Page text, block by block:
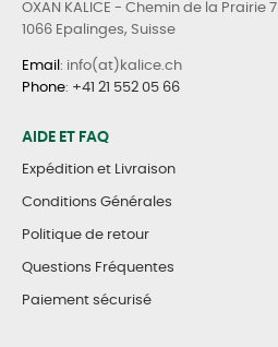
OXAN KALICE - Chemin de la Prairie 7
1066 Epalinges, Suisse
Email : info(at)kalice.ch
Phone: +41 21 552 05 66
AIDE ET FAQ
Expédition et Livraison
Conditions Générales
Politique de retour
Questions Fréquentes
Paiement sécurisé